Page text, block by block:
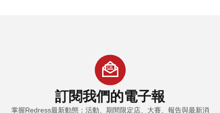
訂閱我們的電子報
掌握Redress最新動態：活動、期間限定店、大賽、報告與最新消